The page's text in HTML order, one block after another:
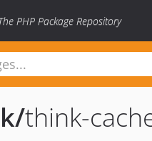
PHP Package Repository
/think-